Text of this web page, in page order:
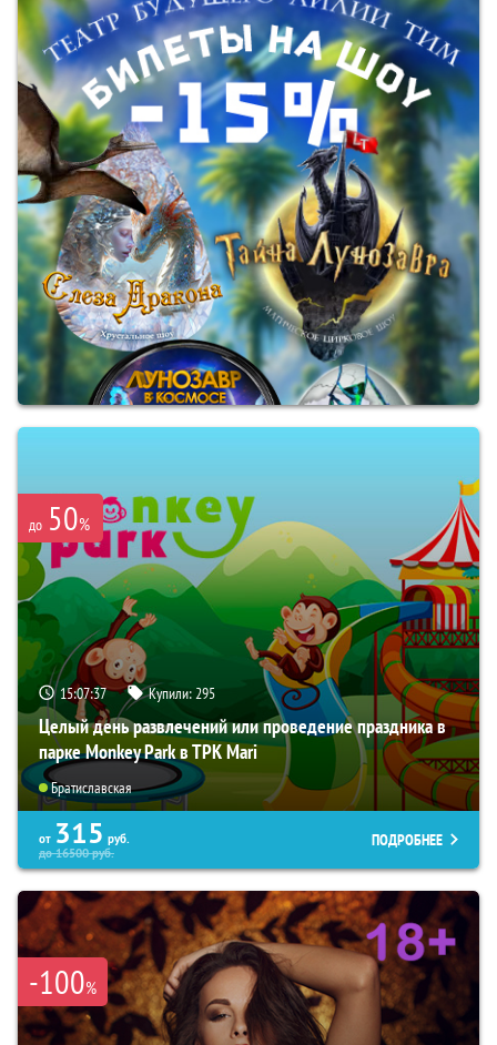
до 50%
15:07:36 Купили:295
Целый день развлечений или проведение праздника в
парке Monkey Park в ТРК Mari
Братиславская
от 315 руб.
до16500руб.
ПОДРОБНЕЕ
-100%